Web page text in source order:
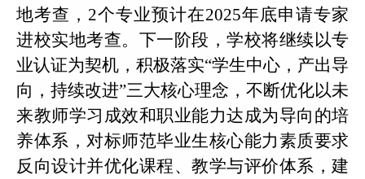
地考查，2个专业预计在2025年底申请专家
进校实地考查。下一阶段，学校将继续以专
业认证为契机，积极落实“学生中心，产出导
向，持续改进”三大核心理念，不断优化以未
来教师学习成效和职业能力达成为导向的培
养体系，对标师范毕业生核心能力素质要求
反向设计并优化课程、教学与评价体系，建